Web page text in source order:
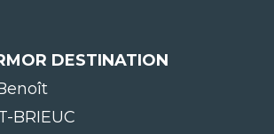
DESTINATION
BRIEUC